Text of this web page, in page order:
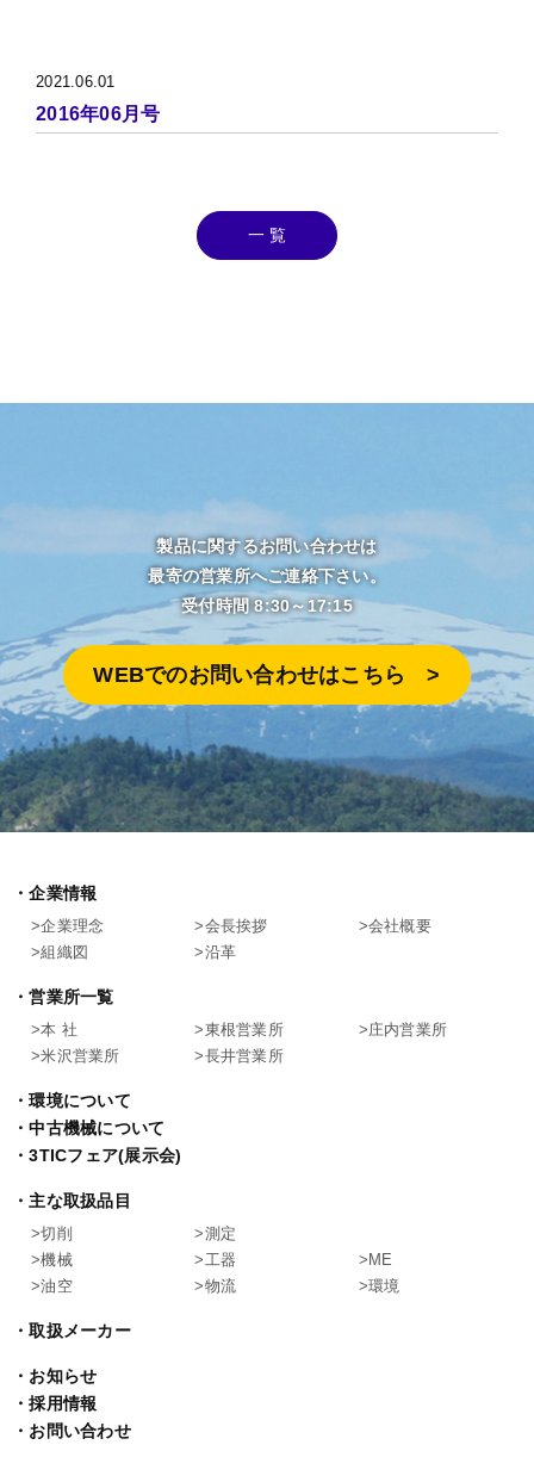
2021.06.01
2016年06月号
一 覧
製品に関するお問い合わせは
最寄の営業所へご連絡下さい。
受付時間 8:30～17:15
WEBでのお問い合わせはこちら >︎
企業情報
企業理念
会長挨拶
会社概要
組織図
沿革
営業所一覧
本 社
東根営業所
庄内営業所
米沢営業所
長井営業所
環境について
中古機械について
3TICフェア(展示会)
主な取扱品目
切削
測定
機械
工器
ME
油空
物流 環境
取扱メーカー
お知らせ
採用情報
お問い合わせ